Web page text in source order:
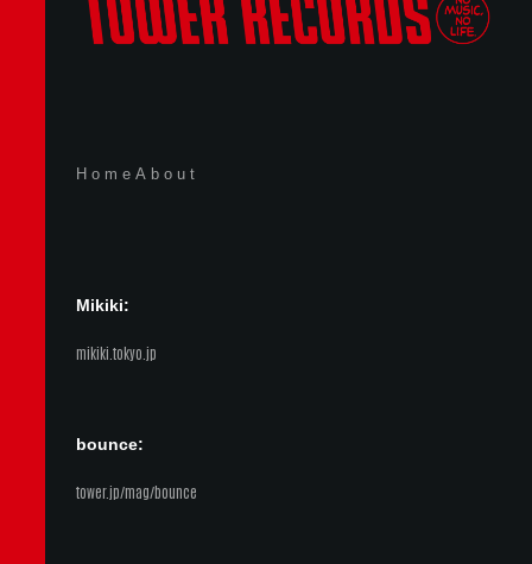
Home About
Mikiki:
mikiki.tokyo.jp
bounce:
tower.jp/mag/bounce